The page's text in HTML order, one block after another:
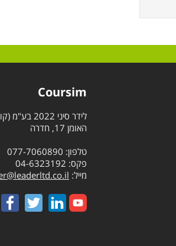
Coursim
לידר סיני 2022 בע"מ (קורסים)
האומן 17, חדרה
טלפון: 077-7060890
פקס: 04-6323192
מייל: